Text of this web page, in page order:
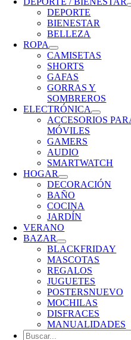
DEPORTE
BIENESTAR
BELLEZA
ROPA
CAMISETAS
SHORTS
GAFAS
GORRAS Y
SOMBREROS
ELECTRÓNICA
ACCESORIOS
MÓVILES
GAMERS
AUDIO
SMARTWATCH
HOGAR
DECORACIÓN
BAÑO
COCINA
JARDÍN
VERANO
BAZAR
BLACKFRIDAY
MASCOTAS
REGALOS
JUGUETES
POSTERSNUEVO
MOCHILAS
DISFRACES
MANUALIDADES
Buscar: